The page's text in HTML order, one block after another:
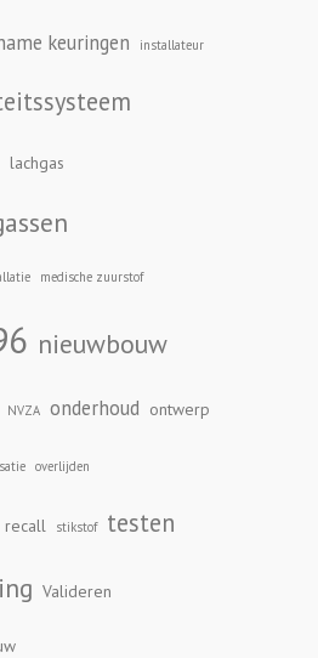
keuringen installateur
lachgas
medische zuurstof
nieuwbouw
NVZA onderhoud ontwerp
overlijden
recall stikstof testen
Valideren